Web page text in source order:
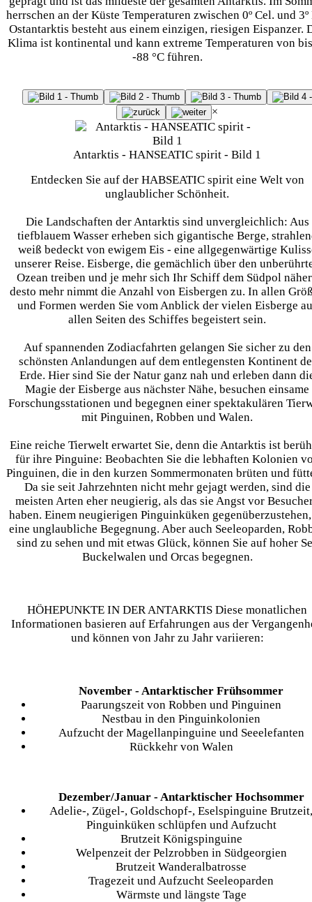
herrschen an der Küste Temperaturen zwischen 0º Cel. und 3º
Ostantarktis besteht aus einem einzigen, riesigen Eispanzer.
Klima ist kontinental und kann extreme Temperaturen von
-88 °C führen.
×
Antarktis - HANSEATIC spirit - Bild 1
Entdecken Sie auf der HABSEATIC spirit eine Welt von
unglaublicher Schönheit.
Die Landschaften der Antarktis sind unvergleichlich: Aus
tiefblauem Wasser erheben sich gigantische Berge,
weiß bedeckt von ewigem Eis - eine allgegenwärtige
unserer Reise. Eisberge, die gemächlich über den
Ozean treiben und je mehr sich Ihr Schiff dem Südpol
desto mehr nimmt die Anzahl von Eisbergen zu. In allen
und Formen werden Sie vom Anblick der vielen Eisberge
allen Seiten des Schiffes begeistert sein.
Auf spannenden Zodiacfahrten gelangen Sie sicher zu den
schönsten Anlandungen auf dem entlegensten Kontinent
Erde. Hier sind Sie der Natur ganz nah und erleben dann
Magie der Eisberge aus nächster Nähe, besuchen einsame
Forschungsstationen und begegnen einer spektakulären
mit Pinguinen, Robben und Walen.
Eine reiche Tierwelt erwartet Sie, denn die Antarktis ist
für ihre Pinguine: Beobachten Sie die lebhaften Kolonien
Pinguinen, die in den kurzen Sommermonaten brüten und
Da sie seit Jahrzehnten nicht mehr gejagt werden, sind die
meisten Arten eher neugierig, als das sie Angst vor
haben. Einem neugierigen Pinguinküken
eine unglaubliche Begegnung. Aber auch Seeleoparden,
sind zu sehen und mit etwas Glück, können Sie auf hoher
Buckelwalen und Orcas begegnen.
HÖHEPUNKTE IN DER ANTARKTIS Diese monatlichen
Informationen basieren auf Erfahrungen aus der
und können von Jahr zu Jahr variieren:
November - Antarktischer Frühsommer
Paarungszeit von Robben und Pinguinen
Nestbau in den Pinguinkolonien
Aufzucht der Magellanpinguine und Seeelefanten
Rückkehr von Walen
Dezember/Januar - Antarktischer Hochsommer
Adelie-, Zügel-, Goldschopf-, Eselspinguine Brutzeit,
Pinguinküken schlüpfen und Aufzucht
Brutzeit Königspinguine
Welpenzeit der Pelzrobben in Südgeorgien
Brutzeit Wanderalbatrosse
Tragezeit und Aufzucht Seeleoparden
Wärmste und längste Tage